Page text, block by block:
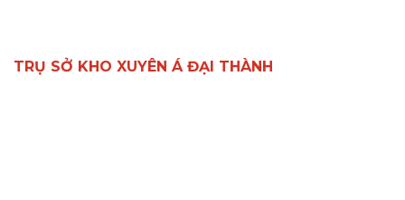
TRỤ SỞ KHO XUYÊN Á ĐẠI THÀNH